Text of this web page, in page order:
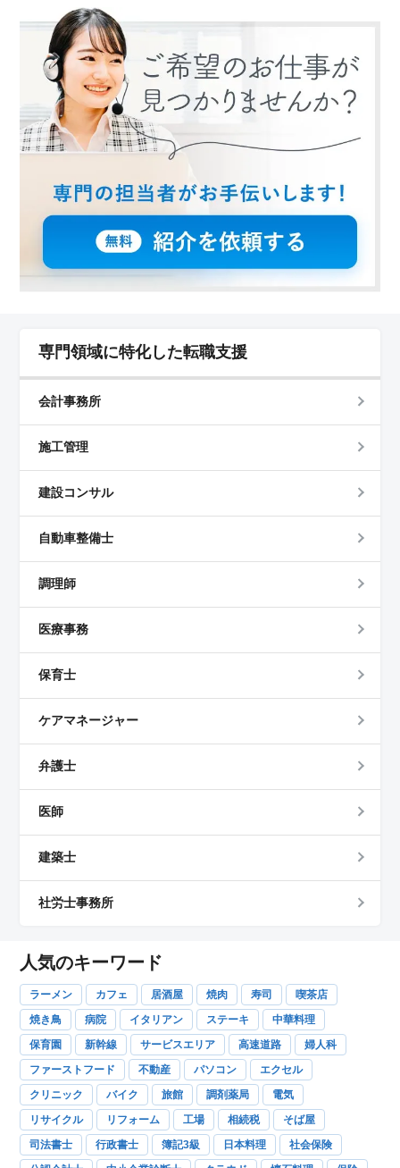
計画、設計変更などの業務を行います。また、現場での
打ち合わせや資料作成業務も含まれます。経験を活かし
て、建設プロジェクトの成功に貢献しましょう。 ＜
働きやすさ＞ マイカー通勤可で、無料駐車場完備。単
身赴任も可能で、寮・社宅の用意があります。週休2日制
で、土日や祝日もしっかり休めます。50代や60代の経験
者も歓迎され、年齢に関係なく活躍できる環境です。地
域に根差した仕事で、安定した働き方を実現しましょ
う。 ＜給与・福利厚生＞ 年収500万円〜700万円の
好待遇。通勤手当は全額支給され、福利厚生も充実して
よる休暇が取れるので、メリハリをつけて働くことがで
きます。
専門領域に特化した転職支援
会計事務所
施工管理
建設コンサル
自動車整備士
調理師
医療事務
保育士
ケアマネージャー
弁護士
医師
建築士
社労士事務所
人気のキーワード
ラーメン カフェ 居酒屋 焼肉 寿司
喫茶店
焼き鳥
病院 イタリアン ステーキ
中華料理
保育園
新幹線 サービスエリア 高速道路
婦人科
ファーストフード
不動産 パソコン
エクセル
クリニック
バイク 旅館 調剤薬局
電気
リサイクル
リフォーム 工場 相続税
そば屋
司法書士
行政書士 簿記3級 日本料理
社会保険